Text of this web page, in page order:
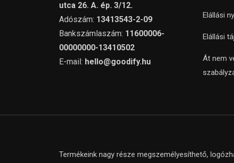
utca 26. A. ép. 3/12.
Adószám: 13413543-2-09
Bankszámlaszám: 11600006-
00000000-13410502
E-mail: hello@goodify.hu
Elállási
Elállási
Át nem
Termékeink nagy része megszemélyesíthető,